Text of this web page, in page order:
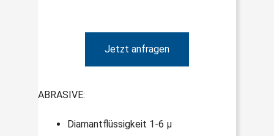
Jetzt anfragen
ABRASIVE:
Diamantflüssigkeit 1-6 µ